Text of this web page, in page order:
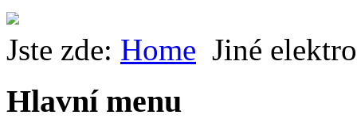
Jste zde: Home Jiné
Hlavní menu